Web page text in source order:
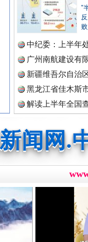
"
中纪委：上半年
广州南航建设有
新疆维吾尔自治
黑龙江省佳木斯
解读上半年全国
闻网.
闻网.
闻网.
闻网.
闻网.
..
高回